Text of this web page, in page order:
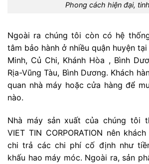
Phong cách hiện đại,
Ngoài ra chúng tôi còn có hệ
tâm bảo hành ở nhiều quận huyện
Minh, Củ Chi, Khánh Hòa , Bình
Rịa-Vũng Tàu, Bình Dương. Khách
quan nhà máy hoặc cửa hàng để
nào.
Nhà máy sản xuất của chúng tôi
VIET TIN CORPORATION nên
chi trả các chi phí cố định như
khấu hao máy móc. Ngoài ra, sản